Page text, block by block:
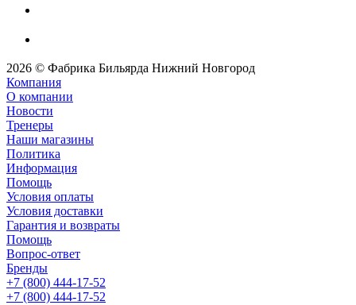
2026 © Фабрика Бильярда Нижний Новгород
Компания
О компании
Новости
Тренеры
Наши магазины
Политика
Информация
Помощь
Условия оплаты
Условия доставки
Гарантия и возвраты
Помощь
Вопрос-ответ
Бренды
+7 (800) 444-17-52
+7 (800) 444-17-52